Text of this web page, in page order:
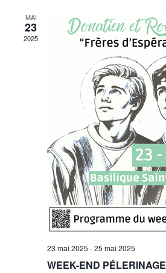
MAI
23
2025
23 mai 2025 -25 mai 2025
WEEK-END PÉLERINAGE